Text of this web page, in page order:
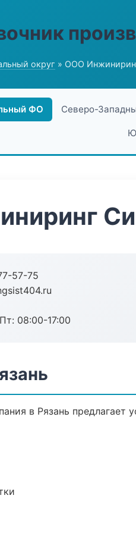
округ » ООО
ФО Северо-
57-75
08:00-17:00
в Рязань предлагает